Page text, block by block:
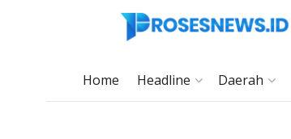
Home Headline Daerah